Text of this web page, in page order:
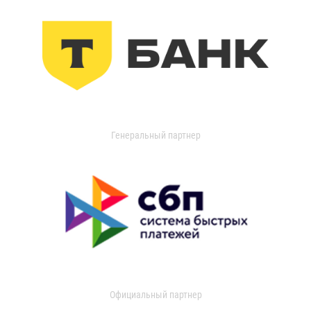
Генеральный партнер
Официальный партнер